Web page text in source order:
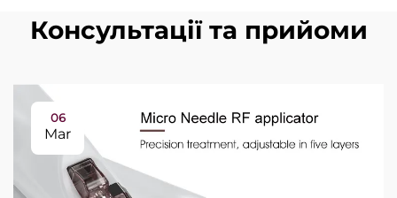
Консультації та прийоми
06
Mar